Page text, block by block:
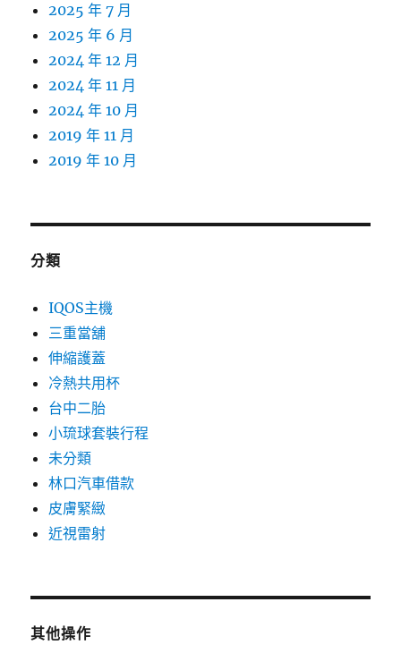
2025 年 7 月
2025 年 6 月
2024 年 12 月
2024 年 11 月
2024 年 10 月
2019 年 11 月
2019 年 10 月
分類
IQOS主機
三重當舖
伸縮護蓋
冷熱共用杯
台中二胎
小琉球套裝行程
未分類
林口汽車借款
皮膚緊緻
近視雷射
其他操作